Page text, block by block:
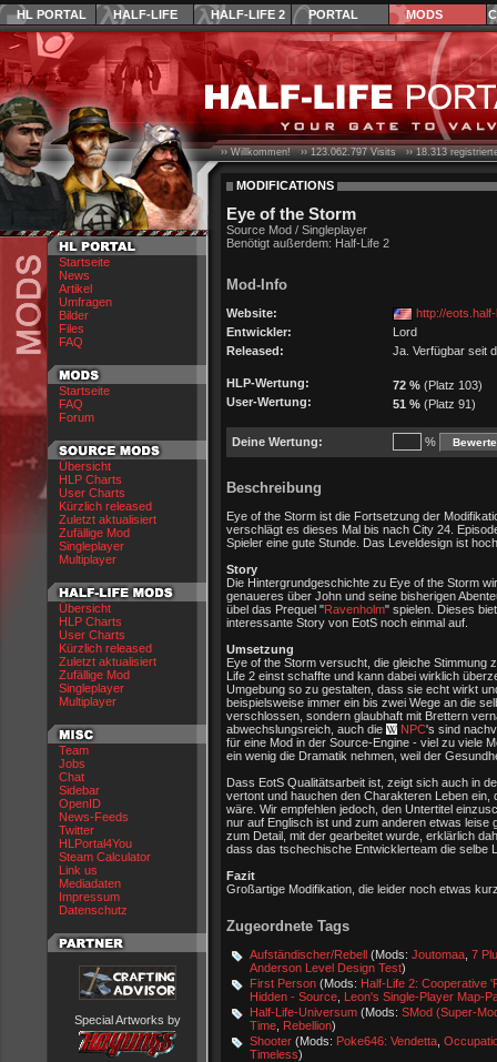
HL PORTAL HALF-LIFE HALF-LIFE 2 PORTAL MODS
Startseite
News
Artikel
Umfragen
Bilder
Files
FAQ
Startseite
FAQ
Forum
Übersicht
HLP Charts
User Charts
Kürzlich released
Zuletzt aktualisiert
Zufällige Mod
Singleplayer
Multiplayer
Übersicht
HLP Charts
User Charts
Kürzlich released
Zuletzt aktualisiert
Zufällige Mod
Singleplayer
Multiplayer
Team
Jobs
Chat
Sidebar
OpenID
News-Feeds
Twitter
HLPortal4You
Steam Calculator
Link us
Mediadaten
Impressum
Datenschutz
Special Artworks by
›› Willkommen! ››123.062.797Visits ››18.313
MODIFICATIONS
Eye of the Storm
Source Mod / Singleplayer
Benötigt außerdem: Half-Life 2
Mod-Info
Website:
http://
Entwickler:
Lord
Released:
Ja. Verfügbar seit
HLP-Wertung: 72 % (Platz 103)
User-Wertung:
51 % (Platz 91)
Deine Wertung: %
Beschreibung
Eye of the Storm ist die Fortsetzung der
verschlägt es dieses Mal bis nach City 24.
Spieler eine gute Stunde. Das Leveldesign ist
Story
Die Hintergrundgeschichte zu Eye of the Storm
genaueres über John und seine bisherigen
übel das Prequel "Ravenholm" spielen. Dieses
interessante Story von EotS noch einmal auf.
Umsetzung
Eye of the Storm versucht, die gleiche Stimmung
Life 2 einst schaffte und kann dabei wirklich
Umgebung so zu gestalten, dass sie echt wirkt
beispielsweise immer ein bis zwei Wege an die
verschlossen, sondern glaubhaft mit Brettern
abwechslungsreich, auch die
NPC's sind
für eine Mod in der Source-Engine - viel zu viele
ein wenig die Dramatik nehmen, weil der
Dass EotS Qualitätsarbeit ist, zeigt sich auch in
vertont und hauchen den Charakteren Leben
wäre. Wir empfehlen jedoch, den Untertitel
nur auf Englisch ist und zum anderen etwas leise
zum Detail, mit der gearbeitet wurde, erklärlich
dass das tschechische Entwicklerteam die selbe
Fazit
Großartige Modifikation, die leider noch etwas
Zugeordnete Tags
Aufständischer/Rebell (Mods: Joutomaa 7
Anderson Level Design Test)
First Person (Mods: Half-Life 2: Cooperative
Hidden - Source Leon's Single-Player Map-
Half-Life-Universum (Mods: SMod (Super-
Time Rebellion)
Shooter (Mods: Poke646: Vendetta
Timeless)